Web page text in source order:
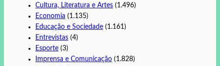
Cultura, Literatura e Artes (1.496)
Economia (1.135)
Educação e Sociedade (1.161)
Entrevistas (4)
Esporte (3)
Imprensa e Comunicação (1.828)